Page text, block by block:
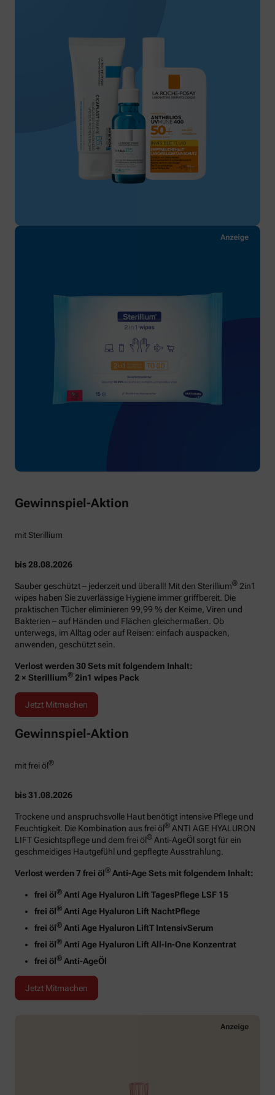
Gewinnspiel-Aktion
mit Sterillium
bis 28.08.2026
Sauber geschützt – jederzeit und überall! Mit den Sterillium® 2in1
wipes haben Sie zuverlässige Hygiene immer griffbereit. Die
praktischen Tücher eliminieren 99,99 % der Keime, Viren und
Bakterien – auf Händen und Flächen gleichermaßen. Ob
unterwegs, im Alltag oder auf Reisen: einfach auspacken,
anwenden, geschützt sein.
Verlost werden 30 Sets mit folgendem Inhalt:
2 × Sterillium® 2in1 wipes Pack
Jetzt Mitmachen
Gewinnspiel-Aktion
mit frei öl®
bis 31.08.2026
Trockene und anspruchsvolle Haut benötigt intensive Pflege und
Feuchtigkeit. Die Kombination aus frei öl® ANTI AGE HYALURON
LIFT Gesichtspflege und dem frei öl® Anti-AgeÖl sorgt für ein
geschmeidiges Hautgefühl und gepflegte Ausstrahlung.
Verlost werden 7 frei öl® Anti-Age Sets mit folgendem Inhalt:
frei öl® Anti Age Hyaluron Lift TagesPflege LSF 15
frei öl® Anti Age Hyaluron Lift NachtPflege
frei öl® Anti Age Hyaluron LiftT IntensivSerum
frei öl® Anti Age Hyaluron Lift All-In-One Konzentrat
frei öl® Anti-AgeÖl
Jetzt Mitmachen